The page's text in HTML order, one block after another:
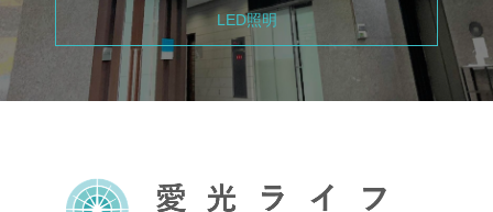
お客様の理想にお応え致します。
LED照明